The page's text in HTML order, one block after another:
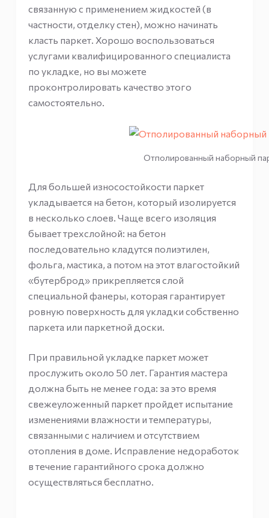
связанную с применением жидкостей (в
частности, отделку стен), можно начинать
класть паркет. Хорошо воспользоваться
услугами квалифицированного специалиста
по укладке, но вы можете
проконтролировать качество этого
самостоятельно.
Отполированный наборный
Для большей износостойкости паркет
укладывается на бетон, который изолируется
в несколько слоев. Чаще всего изоляция
бывает трехслойной: на бетон
последовательно кладутся полиэтилен,
фольга, мастика, а потом на этот влагостойкий
«бутерброд» прикрепляется слой
специальной фанеры, которая гарантирует
ровную поверхность для укладки собственно
паркета или паркетной доски.
При правильной укладке паркет может
прослужить около 50 лет. Гарантия мастера
должна быть не менее года: за это время
свежеуложенный паркет пройдет испытание
изменениями влажности и температуры,
связанными с наличием и отсутствием
отопления в доме. Исправление недоработок
в течение гарантийного срока должно
осуществляться бесплатно.